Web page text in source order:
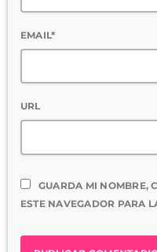
EMAIL*
URL
GUARDA MI NOMBRE,
ESTE NAVEGADOR PARA